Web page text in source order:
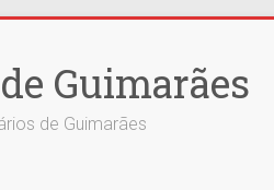
Guimarães
de Guimarães